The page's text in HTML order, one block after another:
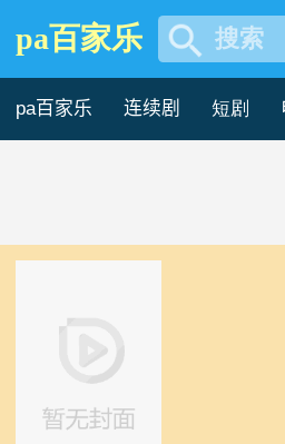
2004年综艺片 -
pa百家乐 搜索
pa百家乐 连续剧 短剧